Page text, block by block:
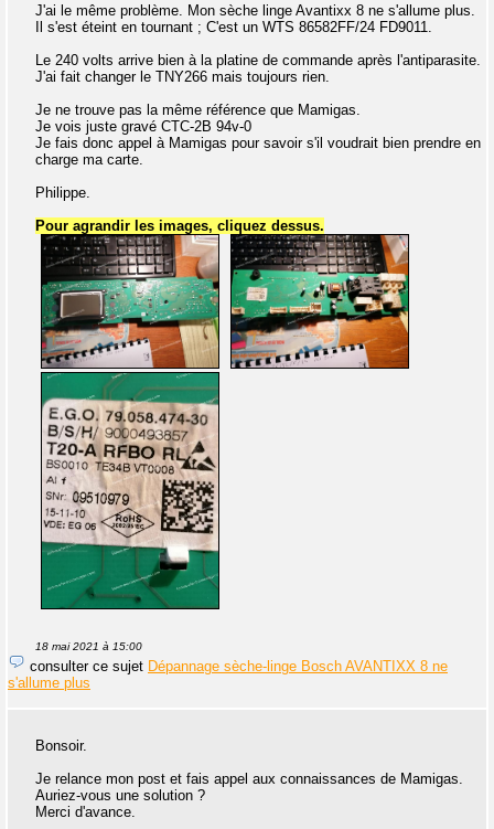
J'ai le même problème. Mon sèche linge Avantixx 8 ne s'allume plus.
Il s'est éteint en tournant ; C'est un WTS 86582FF/24 FD9011.
Le 240 volts arrive bien à la platine de commande après l'antiparasite.
J'ai fait changer le TNY266 mais toujours rien.
Je ne trouve pas la même référence que Mamigas.
Je vois juste gravé CTC-2B 94v-0
Je fais donc appel à Mamigas pour savoir s'il voudrait bien prendre en
charge ma carte.
Philippe.
Pour agrandir les images, cliquez dessus.
18 mai 2021 à 15:00
consulter ce sujet Dépannage sèche-linge Bosch AVANTIXX 8 ne
s'allume plus
Bonsoir.
Je relance mon post et fais appel aux connaissances de Mamigas.
Auriez-vous une solution ?
Merci d'avance.